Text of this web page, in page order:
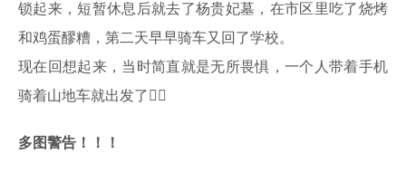
锁起来，短暂休息后就去了杨贵妃墓，在市区里吃了烧烤
和鸡蛋醪糟，第二天早早骑车又回了学校。
现在回想起来，当时简直就是无所畏惧，一个人带着手机
骑着山地车就出发了🤦‍♂️
多图警告！！！